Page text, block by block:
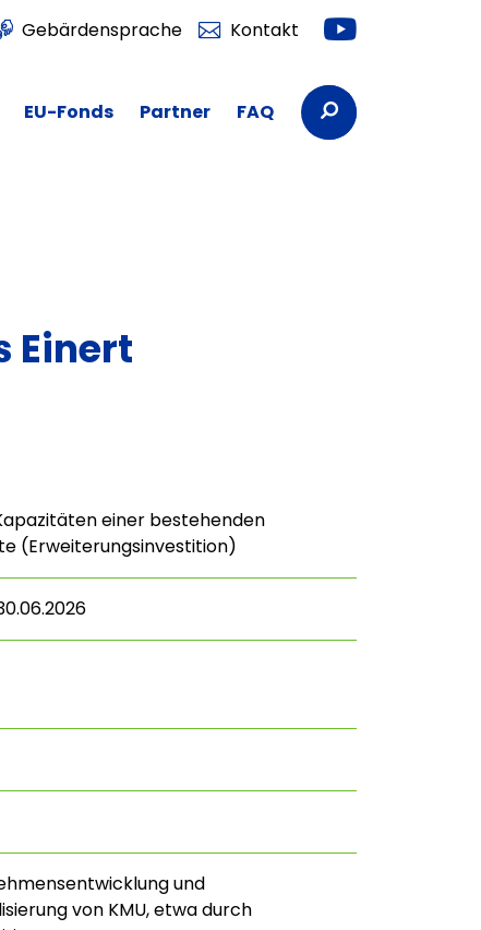
Gebärdensprache Kontakt Youtube
EU-Fonds Partner FAQ Suchbegriffe
Einert
einer bestehenden
(Erweiterungsinvestition)
und
von KMU, etwa durch